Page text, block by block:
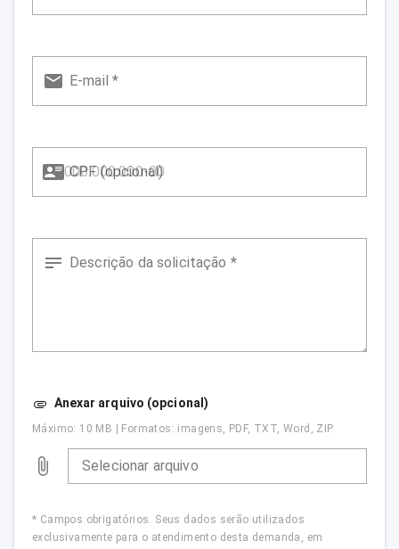
E-mail *
CPF (opcional)
Descrição da solicitação *
Anexar arquivo (opcional)
Máximo: 10 MB | Formatos: imagens, PDF, TXT, Word, ZIP
Selecionar arquivo
* Campos obrigatórios. Seus dados serão utilizados
exclusivamente para o atendimento desta demanda, em